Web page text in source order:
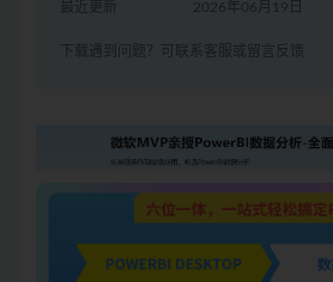
最近更新 2026年06月19日
下载遇到问题？可联系客服或留言反馈